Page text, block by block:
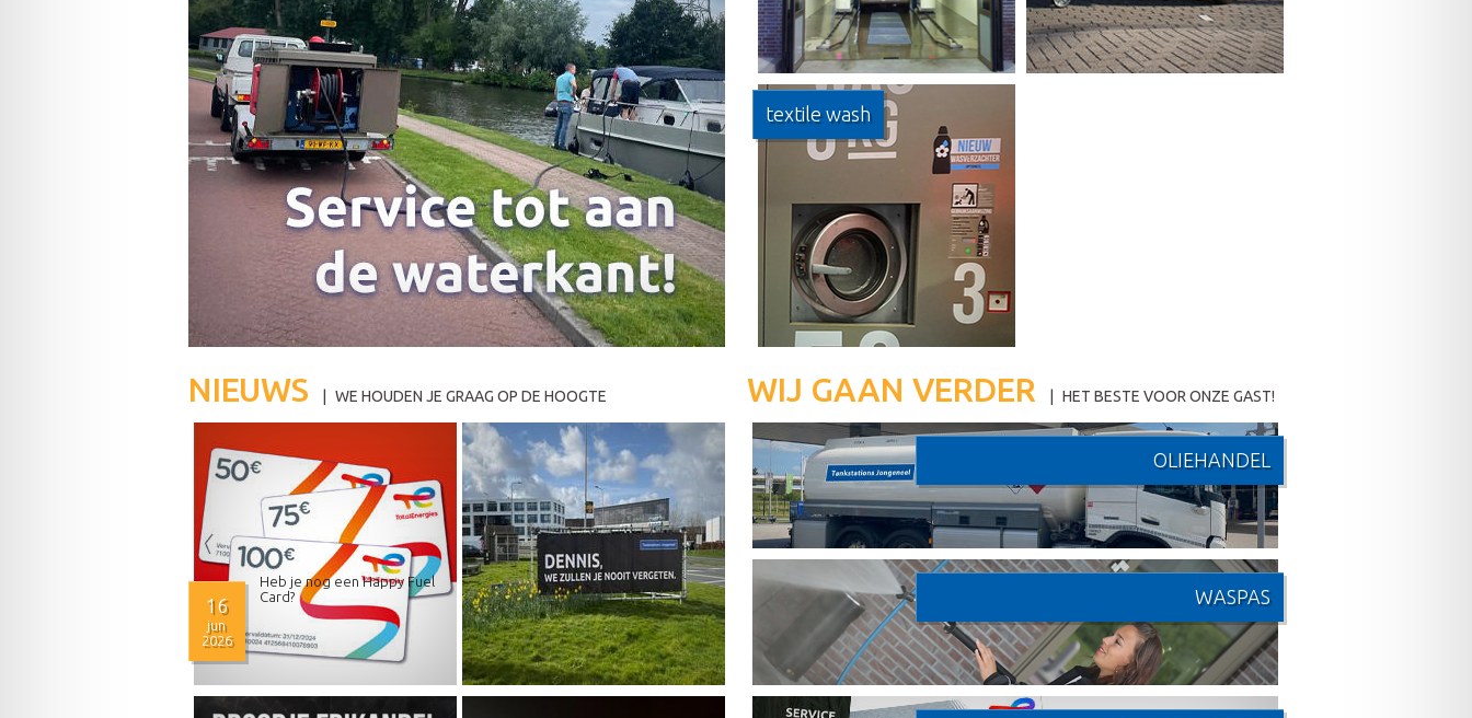
textile wash
NIEUWS | WE HOUDEN JE GRAAG OP DE HOOGTE
16
jun
2026
Heb je nog een Happy Fuel
Card?
WIJ GAAN VERDER | HET BESTE VOOR ONZE GAST!
OLIEHANDEL
WASPAS